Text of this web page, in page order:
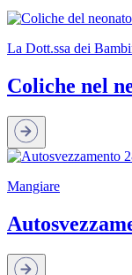
La Dott.ssa dei
Coliche nel
Mangiare